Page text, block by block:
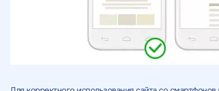
данныхи соглашаетесь c
конфиденциальности
данныхи соглашаетесь c
конфиденциальности
соглашаетесь cполитикой
на кнопку, "Отправить" вы даете согласие
обработку персональных данныхи
политикой конфиденциальности
соглашаетесь cполитикой